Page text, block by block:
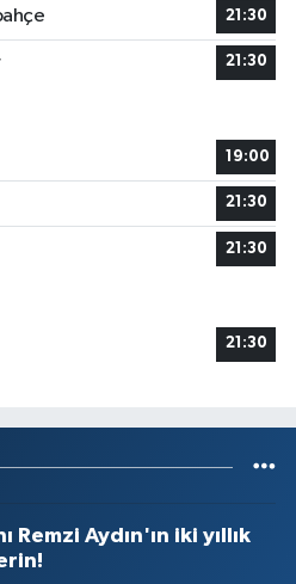
21:30
21:30
19:00
21:30
21:30
21:30
Remzi Aydın'ın iki yıllık